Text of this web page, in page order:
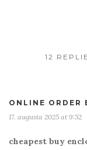
12
ONLINE ORDER
17. augusta 2025 at 9:52
cheapest buy